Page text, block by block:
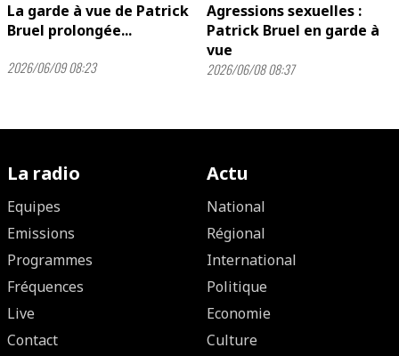
La garde à vue de Patrick
Bruel prolongée...
2026/06/09 08:23
Agressions sexuelles :
Patrick Bruel en garde à
vue
2026/06/08 08:37
La radio
Equipes
Emissions
Programmes
Fréquences
Live
Contact
Actu
National
Régional
International
Politique
Economie
Culture